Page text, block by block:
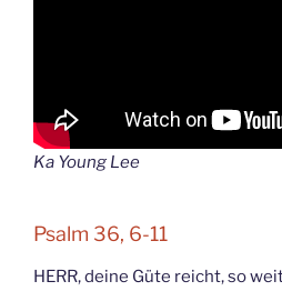
Ka Young Lee
Psalm 36, 6-11
HERR, deine Güte reicht, so